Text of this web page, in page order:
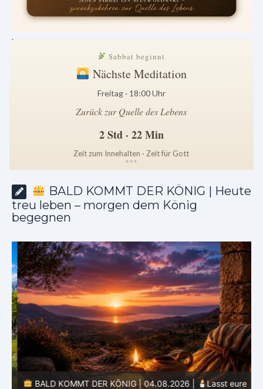
.
Sabbat beginnt
Nächste Meditation
Freitag · 18:00 Uhr
Zurück zur Quelle des Lebens
2 Std · 22 Min
Zeit zum Innehalten · Zeit für Gott
***
BALD KOMMT DER KÖNIG | Heute
treu leben – morgen dem König
begegnen
BALD KOMMT DER KÖNIG | 04.08.2026 | Lasst eure